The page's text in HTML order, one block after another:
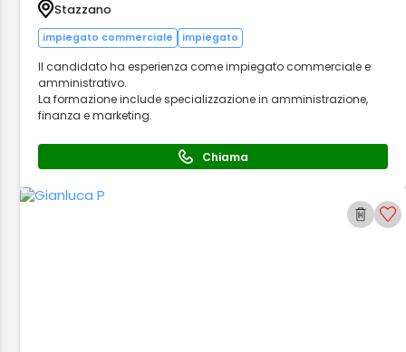
Stazzano
impiegato commerciale impiegato
Il candidato ha esperienza come impiegato commerciale e
amministrativo.
La formazione include specializzazione in amministrazione,
finanza e marketing.
Chiama